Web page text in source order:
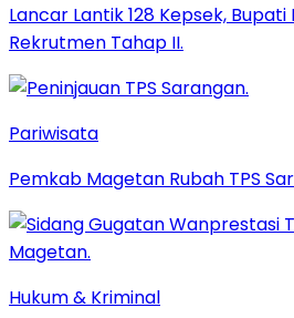
Lancar Lantik 128 Kepsek,
Rekrutmen Tahap II.
Pariwisata
Pemkab Magetan Rubah TPS
Hukum & Kriminal